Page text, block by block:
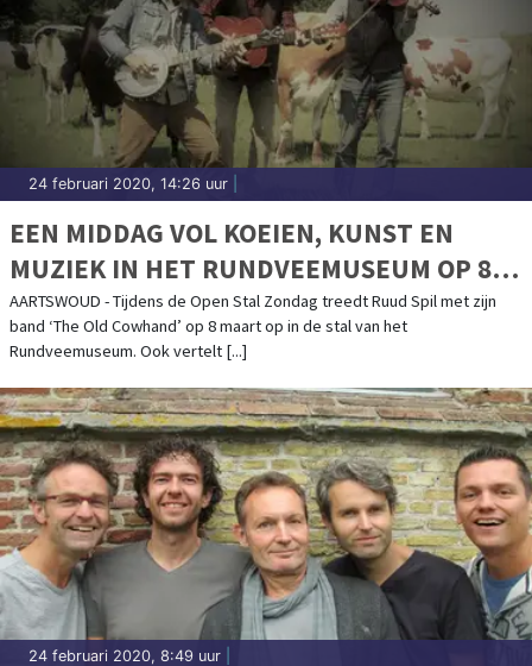
24 februari 2020, 14:26 uur
EEN MIDDAG VOL KOEIEN, KUNST EN
MUZIEK IN HET RUNDVEEMUSEUM OP 8
MAART
AARTSWOUD - Tijdens de Open Stal Zondag treedt Ruud Spil met zijn
band ‘The Old Cowhand’ op 8 maart op in de stal van het
Rundveemuseum. Ook vertelt [...]
24 februari 2020, 8:49 uur